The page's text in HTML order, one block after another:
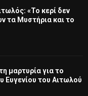
«Το κερί δεν
τα Μυστήρια και το
μαρτυρία για το
Ευγενίου του Αιτωλού